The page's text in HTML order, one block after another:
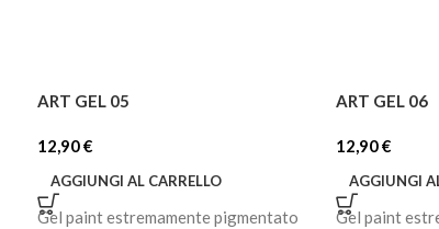
ART GEL 05
12,90€
AGGIUNGI AL CARRELLO
Gel paint estremamente pigmentato
ART GEL 06
12,90€
AGGIUNGI
Gel paint